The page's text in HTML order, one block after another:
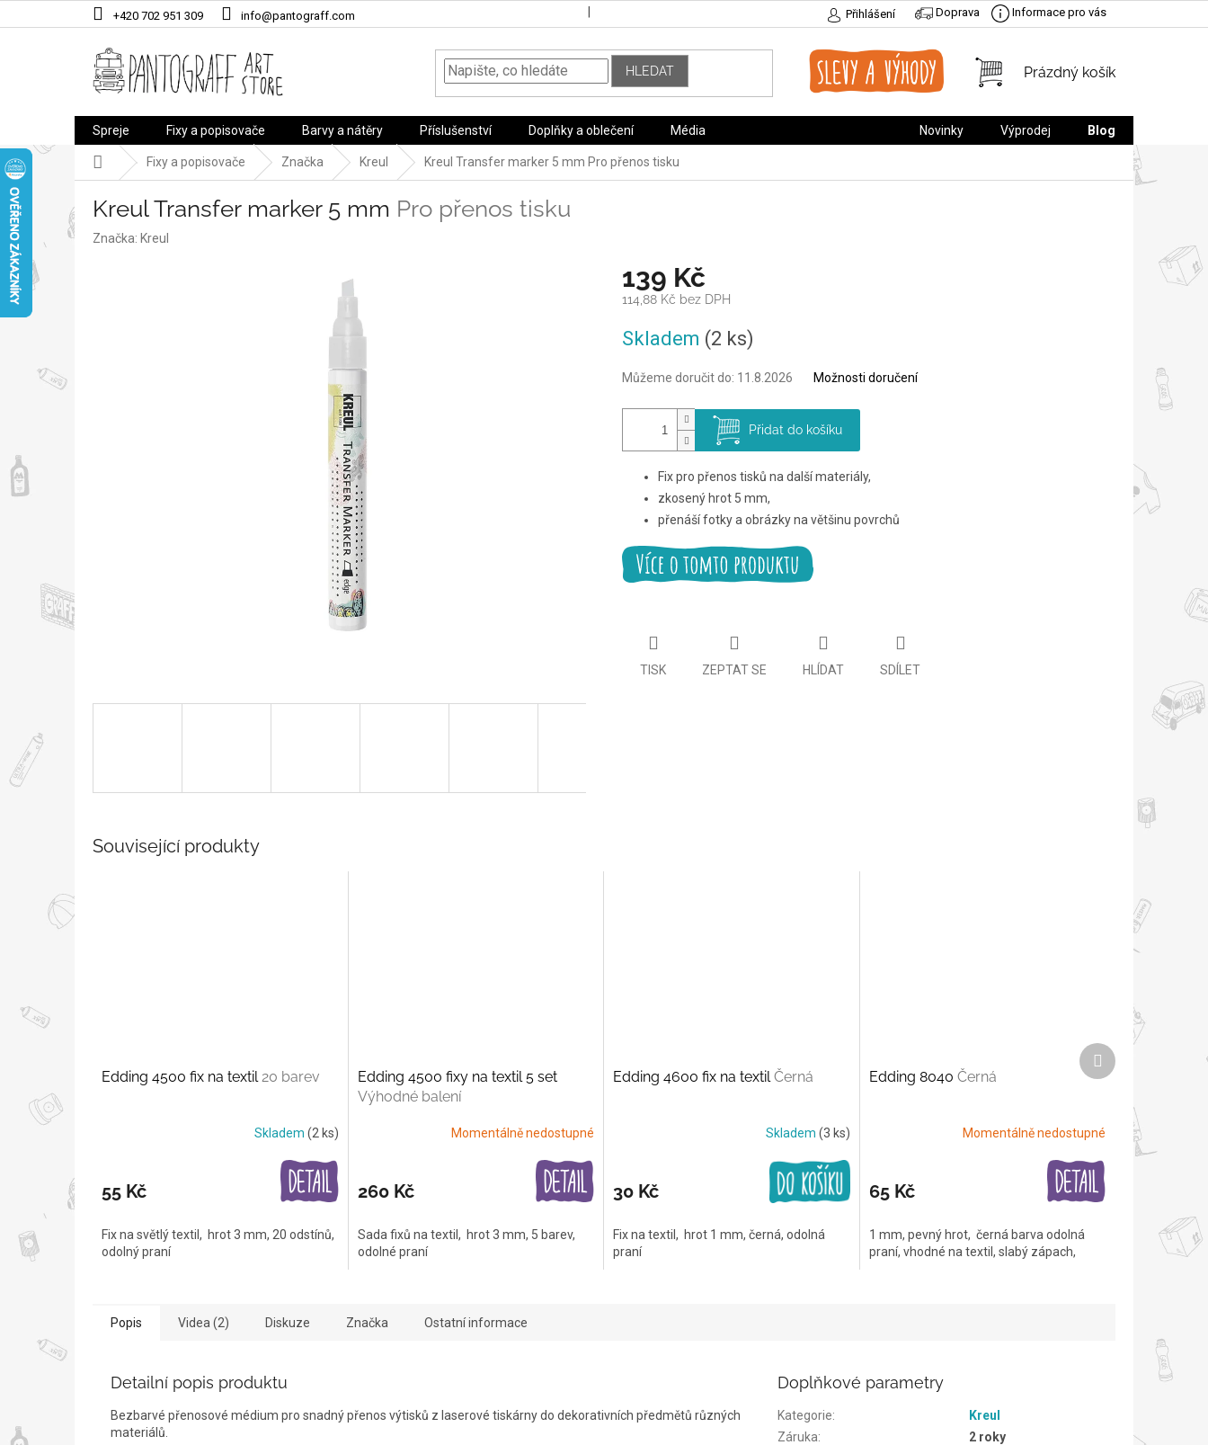
na
+420 702 951 309 info@pantograff.com Přihlášení Doprava Informace pro vás
HLEDAT
NÁKUPNÍ
Prázdný košík
Spreje Fixy a popisovače Barvy a nátěry Příslušenství Doplňky a oblečení Média Novinky Výprodej Blog
Domů Fixy a popisovače Značka Kreul Kreul Transfer marker 5 mm Pro přenos tisku
Kreul Transfer marker 5 mm Pro přenos tisku
Značka: Kreul
139 Kč
114,88 Kč bez DPH
cena:
Skladem (2 ks)
Můžeme doručit do: 11.8.2026 Možnosti doručení
Přidat do košíku
Fix pro přenos tisků na další materiály,
zkosený hrot 5 mm,
přenáší fotky a obrázky na většinu povrchů
TISK ZEPTAT SE HLÍDAT SDÍLET
Související produkty
Edding 4500 fix na textil20 barev
Skladem (2 ks)
55 Kč
Fix na světlý textil, hrot 3 mm, 20 odstínů,
odolný praní
Edding 4500 fixy na textil 5 set
Výhodné balení
Momentálně nedostupné
260 Kč
Sada fixů na textil, hrot 3 mm, 5 barev,
odolné praní
Edding 4600 fix na textilČerná
Skladem (3 ks)
30 Kč
Fix na textil, hrot 1 mm, černá, odolná
praní
Edding 8040 Černá
Momentálně nedostupné
65 Kč
1 mm, pevný hrot, černá barva odolná
praní, vhodné na textil, slabý zápach,
Další
produkt
Popis Videa (2) Diskuze Značka Ostatní informace
Detailní popis produktu
Bezbarvé přenosové médium pro snadný přenos výtisků z laserové tiskárny do dekorativních předmětů různých
materiálů.
Doplňkové parametry
Kategorie:
Kreul
Záruka:
2 roky